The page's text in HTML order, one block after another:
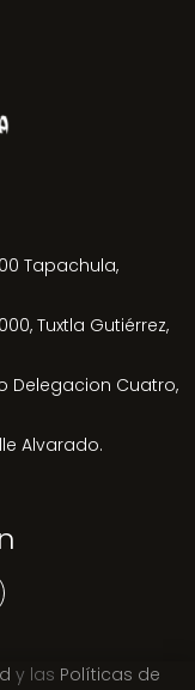
Tapachula,
Tuxtla Gutiérrez,
Delegacion Cuatro,
Alvarado.
y las Políticas de